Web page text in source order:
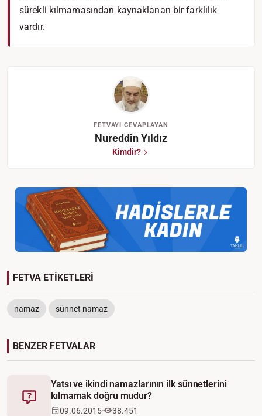
sürekli kılmamasından kaynaklanan bir farklılık
vardır.
FETVAYI CEVAPLAYAN
Nureddin Yıldız
Kimdir?
FETVA ETİKETLERİ
namaz sünnet namaz
BENZER FETVALAR
Fetva
Yatsı ve ikindi namazlarının ilk sünnetlerini
kılmamak doğru mudur?
09.06.2015 38.451